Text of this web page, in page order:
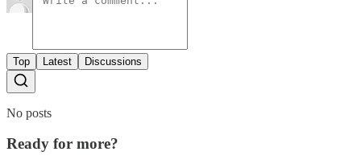
Top Latest Discussions
No posts
Ready for more?